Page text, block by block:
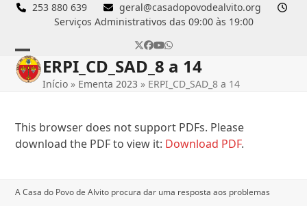
Skip
253 880 639
geral@casadopovodealvito.org
Serviços Administrativos das 09:00 às 19:00
Twitter
Facebook
YouTube
Whatsapp
Open
mobile
Close
mobile
ERPI_CD_SAD_8 a 14
Início » Ementa 2023 » ERPI_CD_SAD_8 a 14
This browser does not support PDFs. Please
download the PDF to view it: Download PDF.
A Casa do Povo de Alvito procura dar uma resposta aos problemas